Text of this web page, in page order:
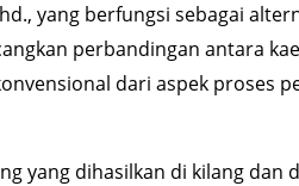
yang berfungsi sebagai
perbandingan antara
dari aspek proses
yang dihasilkan di kilang dan